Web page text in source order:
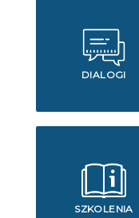
DIALOGI
SZKOLENIA